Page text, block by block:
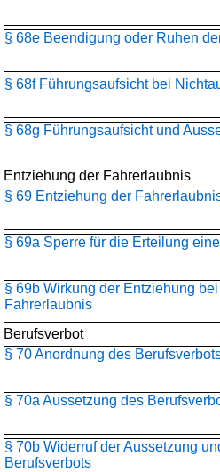
§ 68e Beendigung oder Ruhen
§ 68f Führungsaufsicht bei
§ 68g Führungsaufsicht und
Entziehung der Fahrerlaubnis
§ 69 Entziehung der
§ 69a Sperre für die Erteilung
§ 69b Wirkung der Entziehung
Fahrerlaubnis
Berufsverbot
§ 70 Anordnung des
§ 70a Aussetzung des
§ 70b Widerruf der Aussetzung
Berufsverbots